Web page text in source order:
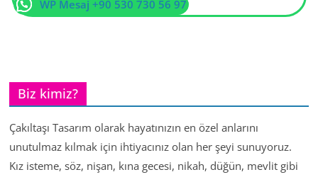
WP Mesaj +90 530 730 56 97
Biz kimiz?
Çakıltaşı Tasarım olarak hayatınızın en özel anlarını
unutulmaz kılmak için ihtiyacınız olan her şeyi sunuyoruz.
Kız isteme, söz, nişan, kına gecesi, nikah, düğün, mevlit gibi